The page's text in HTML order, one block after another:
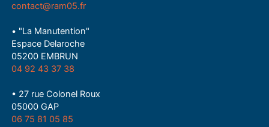
contact@ram05.fr
• "La Manutention"
Espace Delaroche
05200 EMBRUN
04 92 43 37 38
• 27 rue Colonel Roux
05000 GAP
06 75 81 05 85